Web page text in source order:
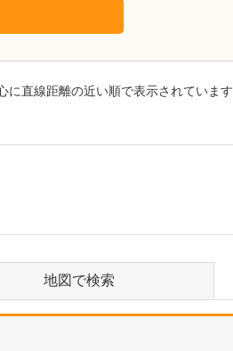
に直線距離の近い順で表示されています
地図で検索
府大阪市浪速区
阪なんばJUN耳鼻咽喉科
。
中心に行っています。
体的には、鼻中隔湾曲
る鼻中隔が強く湾曲す